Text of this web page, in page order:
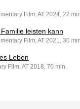
Film, AT 2024, 22
leisten kann
Film, AT 2021, 30
Leben
Film, AT 2018, 70 min.